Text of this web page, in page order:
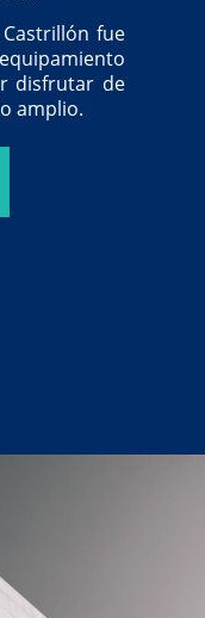
fue
disfrutar de
amplio.